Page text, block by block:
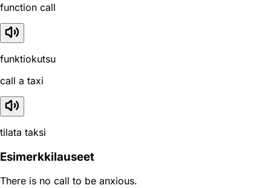
function call
funktiokutsu
call a taxi
tilata taksi
Esimerkkilauseet
There is no call to be anxious.